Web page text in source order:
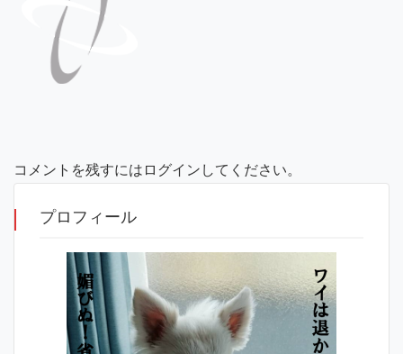
コメントを残すにはログインしてください。
プロフィール